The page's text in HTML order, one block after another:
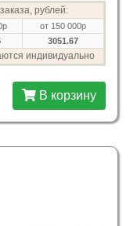
рублей:
от 150 000р
3051.67
индивидуально
В корзину